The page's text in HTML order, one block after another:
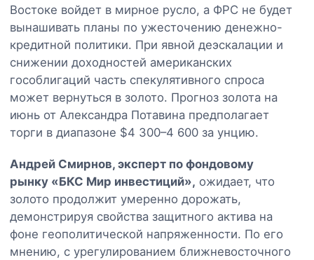
Востоке войдет в мирное русло, а ФРС не будет
вынашивать планы по ужесточению денежно-
кредитной политики. При явной деэскалации и
снижении доходностей американских
гособлигаций часть спекулятивного спроса
может вернуться в золото. Прогноз золота на
июнь от Александра Потавина предполагает
торги в диапазоне $4 300–4 600 за унцию.
Андрей Смирнов, эксперт по фондовому
рынку «БКС Мир инвестиций», ожидает, что
золото продолжит умеренно дорожать,
демонстрируя свойства защитного актива на
фоне геополитической напряженности. По его
мнению, с урегулированием ближневосточного